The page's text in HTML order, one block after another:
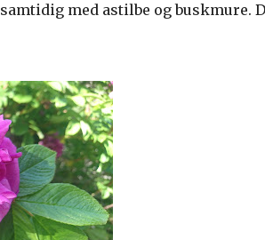
med astilbe og buskmure.